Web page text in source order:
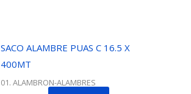
SACO ALAMBRE PUAS C 16.5 X
400MT
01. ALAMBRON-ALAMBRES